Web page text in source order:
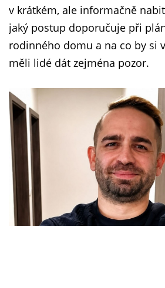
v krátkém, ale informačně
jaký postup doporučuje při
rodinného domu a na co by si
měli lidé dát zejména pozor.